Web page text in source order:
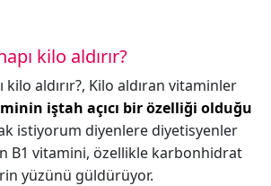
kilo aldırır?
aldırır?, Kilo aldıran vitaminler
iştah açıcı bir özelliği olduğu
istiyorum diyenlere diyetisyenler
B1 vitamini, özellikle karbonhidrat
yüzünü güldürüyor.